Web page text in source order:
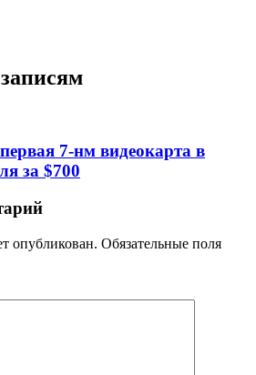
7-нм видеокарта в
за $700
опубликован. Обязательные поля